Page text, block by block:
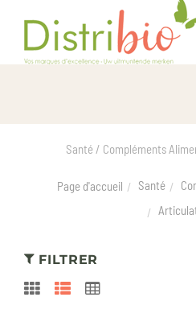
Santé / Compléments
Page d'accueil Santé
FILTRER